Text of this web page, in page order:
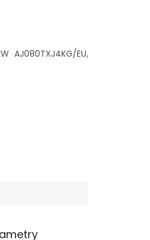
AJ080TXJ4KG/EU,